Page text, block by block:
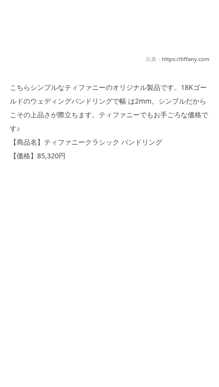
出典： https://tiffany.com
こちらシンプルなティファニーのオリジナル製品です。18Kゴー
ルドのウェディングバンドリングで幅 は2mm。シンプルだから
こその上品さが際立ちます。ティファニーでもお手ごろな価格で
す♪
【商品名】ティファニークラシック バンドリング
【価格】85,320円